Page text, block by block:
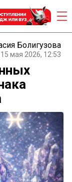
Болигузова
15 мая 2026, 12:53